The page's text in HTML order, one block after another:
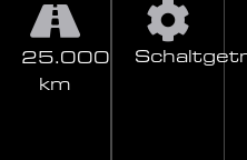
25.000
km